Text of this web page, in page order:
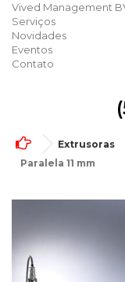
Vived Management
Serviços
Novidades
Eventos
Contato
Extrusoras
Paralela 11 mm